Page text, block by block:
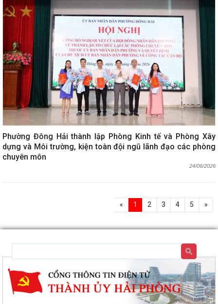
Phường Đông Hải thành lập Phòng Kinh tế và Phòng Xây
dựng và Môi trường, kiện toàn đội ngũ lãnh đạo các phòng
chuyên môn
24/06/2026
« 1 2 3 4 5 »